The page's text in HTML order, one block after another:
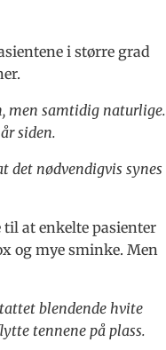
i større grad
men samtidig naturlige.
siden.
det nødvendigvis synes
at enkelte pasienter
og mye sminke. Men
blendende hvite
tennene på plass.